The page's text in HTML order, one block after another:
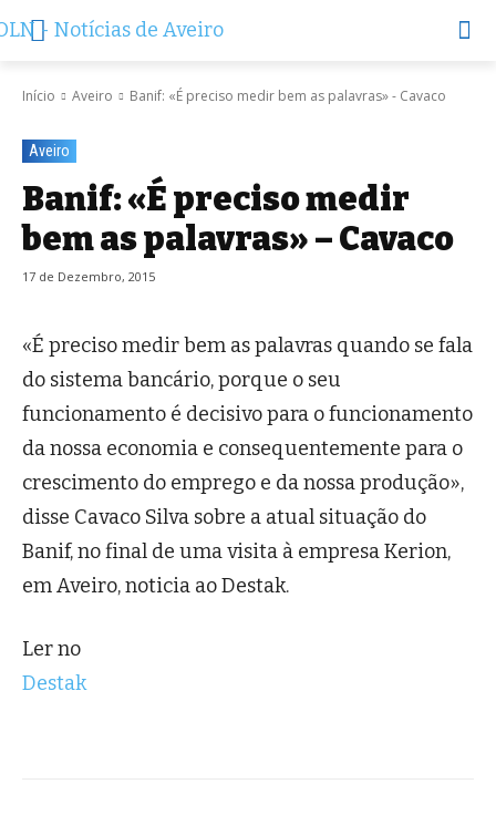
Início Aveiro Banif: «É preciso medir bem as palavras» - Cavaco
Aveiro
Banif: «É preciso medir
bem as palavras» – Cavaco
17 de Dezembro, 2015
«É preciso medir bem as palavras quando se fala
do sistema bancário, porque o seu
funcionamento é decisivo para o funcionamento
da nossa economia e consequentemente para o
crescimento do emprego e da nossa produção»,
disse Cavaco Silva sobre a atual situação do
Banif, no final de uma visita à empresa Kerion,
em Aveiro, noticia ao Destak.
Ler no
Destak